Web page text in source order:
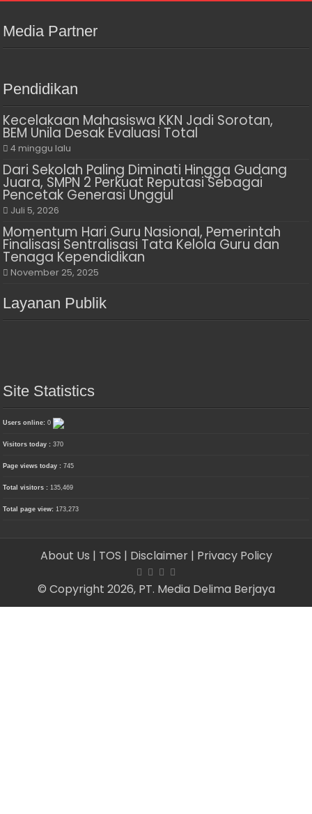
Media Partner
Pendidikan
Kecelakaan Mahasiswa KKN Jadi Sorotan,
BEM Unila Desak Evaluasi Total
4 minggu lalu
Dari Sekolah Paling Diminati Hingga Gudang
Juara, SMPN 2 Perkuat Reputasi Sebagai
Pencetak Generasi Unggul
Juli 5, 2026
Momentum Hari Guru Nasional, Pemerintah
Finalisasi Sentralisasi Tata Kelola Guru dan
Tenaga Kependidikan
November 25, 2025
Layanan Publik
Site Statistics
Users online:0
Visitors today :370
Page views today :745
Total visitors :135,469
Total page view:173,273
About Us | TOS | Disclaimer | Privacy Policy
© Copyright 2026, PT. Media Delima Berjaya